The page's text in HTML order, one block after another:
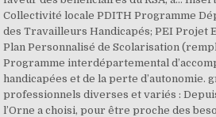
Collectivité locale PDITH Programme
des Travailleurs Handicapés; PEI Projet
Plan Personnalisé de Scolarisation
Programme interdépartemental
handicapées et de la perte d’autonomie.
professionnels diverses et variés :
l’Orne a choisi, pour être proche des